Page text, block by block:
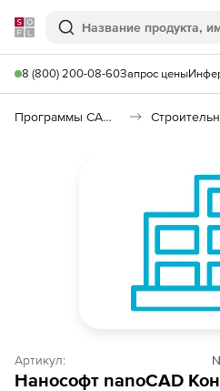
Softline
Поиск
8 (800) 200-08-60Запрос цены
Программы САПР и ГИС
Артикул:
Нанософт nanoCAD